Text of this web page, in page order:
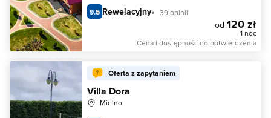
9.5 Rewelacyjny 39 opinii
od 120 zł
1 noc
Cena i dostępność do potwierdzenia
Oferta z zapytaniem
Villa Dora
Mielno